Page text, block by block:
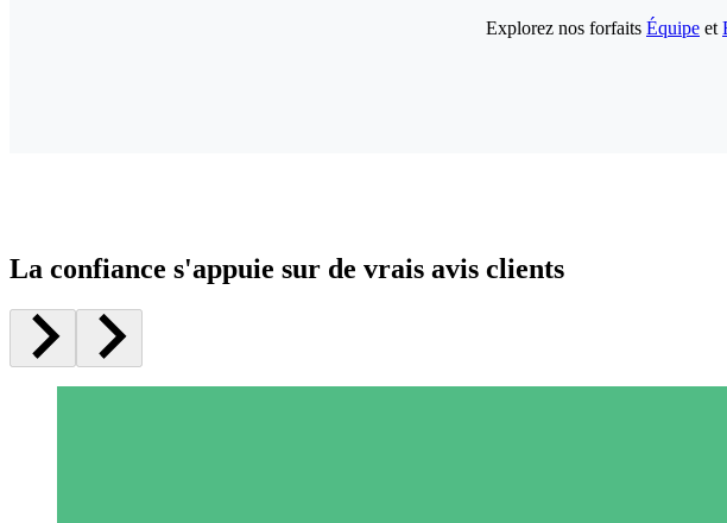
Explorez nos forfaits Équipe et
La confiance s'appuie sur de vrais avis clients